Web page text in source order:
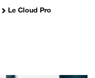
Le Cloud Pro